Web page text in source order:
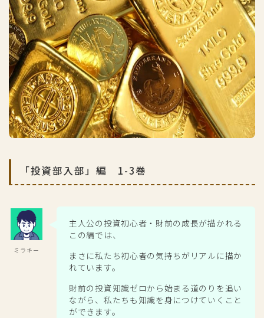
「投資部入部」編 1-3巻
ミラキー
主人公の投資初心者・財前の成長が描かれる
この編では、
まさに私たち初心者の気持ちがリアルに描か
れています。
財前の投資知識ゼロから始まる道のりを追い
ながら、私たちも知識を身につけていくこと
ができます。